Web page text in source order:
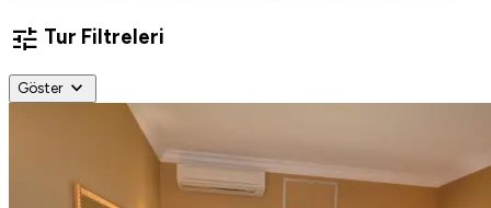
tune Tur Filtreleri
Göster expand_more